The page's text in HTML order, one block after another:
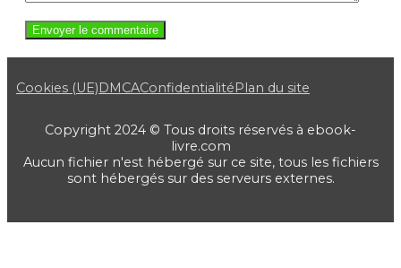
Cookies (UE)DMCAConfidentialitéPlan du site
Copyright 2024 © Tous droits réservés à ebook-
livre.com
Aucun fichier n'est hébergé sur ce site, tous les fichiers
sont hébergés sur des serveurs externes.